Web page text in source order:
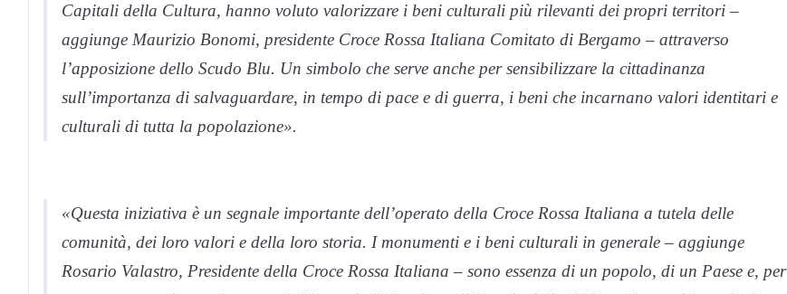
Capitali della Cultura, hanno voluto valorizzare i beni culturali più rilevanti dei propri territori –
aggiunge Maurizio Bonomi, presidente Croce Rossa Italiana Comitato di Bergamo – attraverso
l’apposizione dello Scudo Blu. Un simbolo che serve anche per sensibilizzare la cittadinanza
sull’importanza di salvaguardare, in tempo di pace e di guerra, i beni che incarnano valori identitari e
culturali di tutta la popolazione».
«Questa iniziativa è un segnale importante dell’operato della Croce Rossa Italiana a tutela delle
comunità, dei loro valori e della loro storia. I monumenti e i beni culturali in generale – aggiunge
Rosario Valastro, Presidente della Croce Rossa Italiana – sono essenza di un popolo, di un Paese e, per